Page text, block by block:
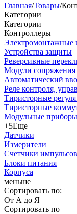
Главная/Товары/
Категории
Категории
Контроллеры
Электромонтажные
Устройства защиты
Реверсивные
Модули сопряжения
Автоматический
Реле контроля,
Тиристорные
Тиристорные
Модульные
+5Еще
Датчики
Измерители
Счетчики
Блоки питания
Корпуса
меньше
Сортировать по:
От А до Я
Сортировать по